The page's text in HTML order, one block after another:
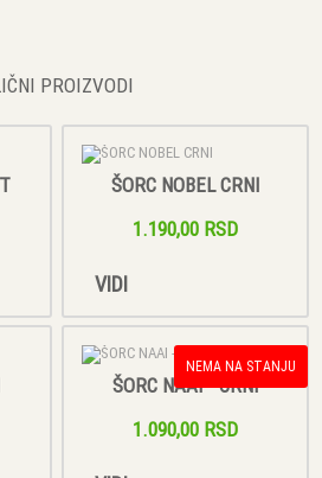
PROIZVODI
ŠORC NOBEL CRNI
1.190,00 RSD
VIDI
NEMA NA STANJU
ŠORC NAAI - CRNI
1.090,00 RSD